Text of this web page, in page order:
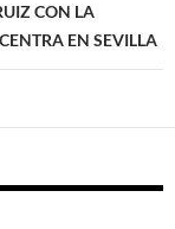
CON LA
EN SEVILLA